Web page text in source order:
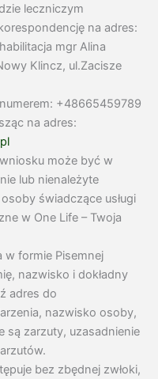
leczniczym
na adres:
mgr Alina
Klincz, ul.Zacisze
+48665459789
na adres:
może być w
lub nienależyte
świadczące usługi
w One Life – Twoja
w formie Pisemnej
nazwisko i dokładny
adres do
nazwisko osoby,
są zarzuty, uzasadnienie
bez zbędnej zwłoki,